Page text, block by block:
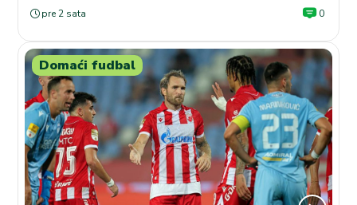
pre 2 sata 0
Domaći fudbal